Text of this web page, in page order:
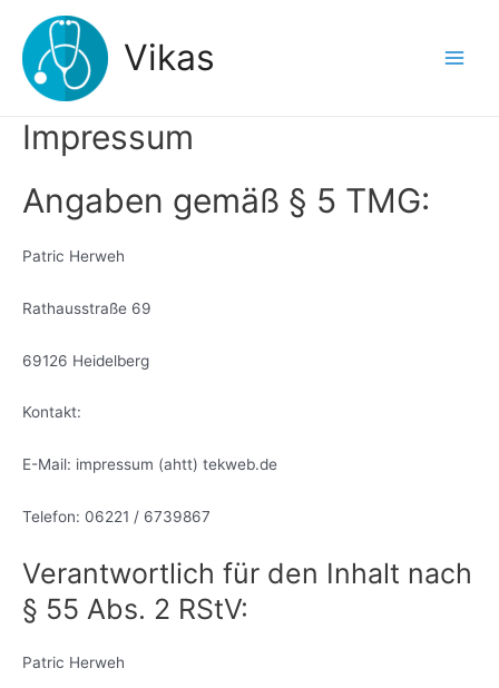
Inhalt
springen
Vikas
Impressum
Angaben gemäß § 5 TMG:
Patric Herweh
Rathausstraße 69
69126 Heidelberg
Kontakt:
E-Mail: impressum (ahtt) tekweb.de
Telefon: 06221 / 6739867
Verantwortlich für den Inhalt nach
§ 55 Abs. 2 RStV:
Patric Herweh